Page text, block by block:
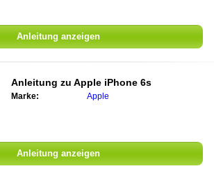
Anleitung anzeigen
Anleitung zu Apple iPhone 6s
Marke: Apple
Anleitung anzeigen